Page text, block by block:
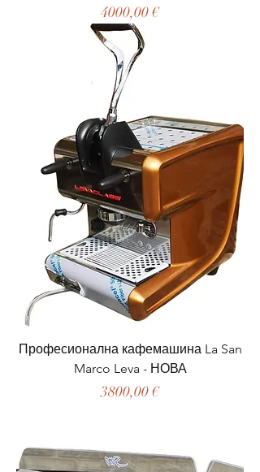
Цена
4000,00 €
Професионална кафемашина La San
Marco Leva - НОВА
Цена
3800,00 €